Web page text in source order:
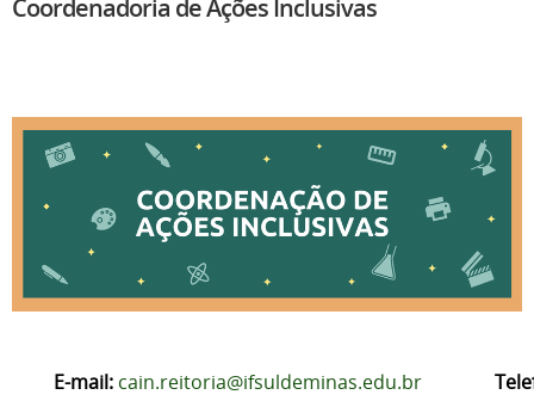
Coordenadoria de Ações Inclusivas
E-mail: cain.reitoria@ifsuldeminas.edu.br